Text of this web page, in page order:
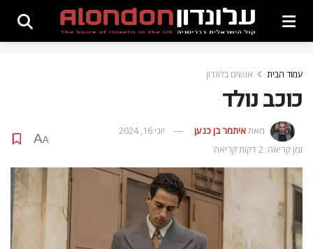
עמוד הבית אנשים בלונדון
כוכב נולד
מאתאיתמר בן כנען
יוני 16, 2024
זמן קריאה: 2 דקות קריאה
A
A